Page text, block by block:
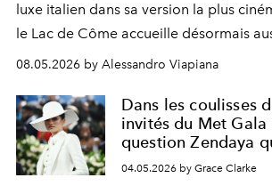
luxe italien dans sa version la plus
le Lac de Côme accueille désormais
signe un takeover entre boutiques,
fragrances. L’une des opérations de
réussies de la saison.
08.05.2026 by Alessandro Viapiana
Dans les coulisses
invités du Met
question Zendaya
04.05.2026 by Grace Clarke